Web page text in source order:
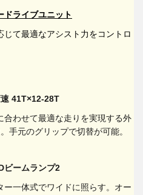
ドライブユニット
じて最適なアシスト力をコントロ
41T×12-28T
合わせて最適な走りを実現する外
手元のグリップで切替が可能。
ビームランプ2
ー一体式でワイドに照らす。オー